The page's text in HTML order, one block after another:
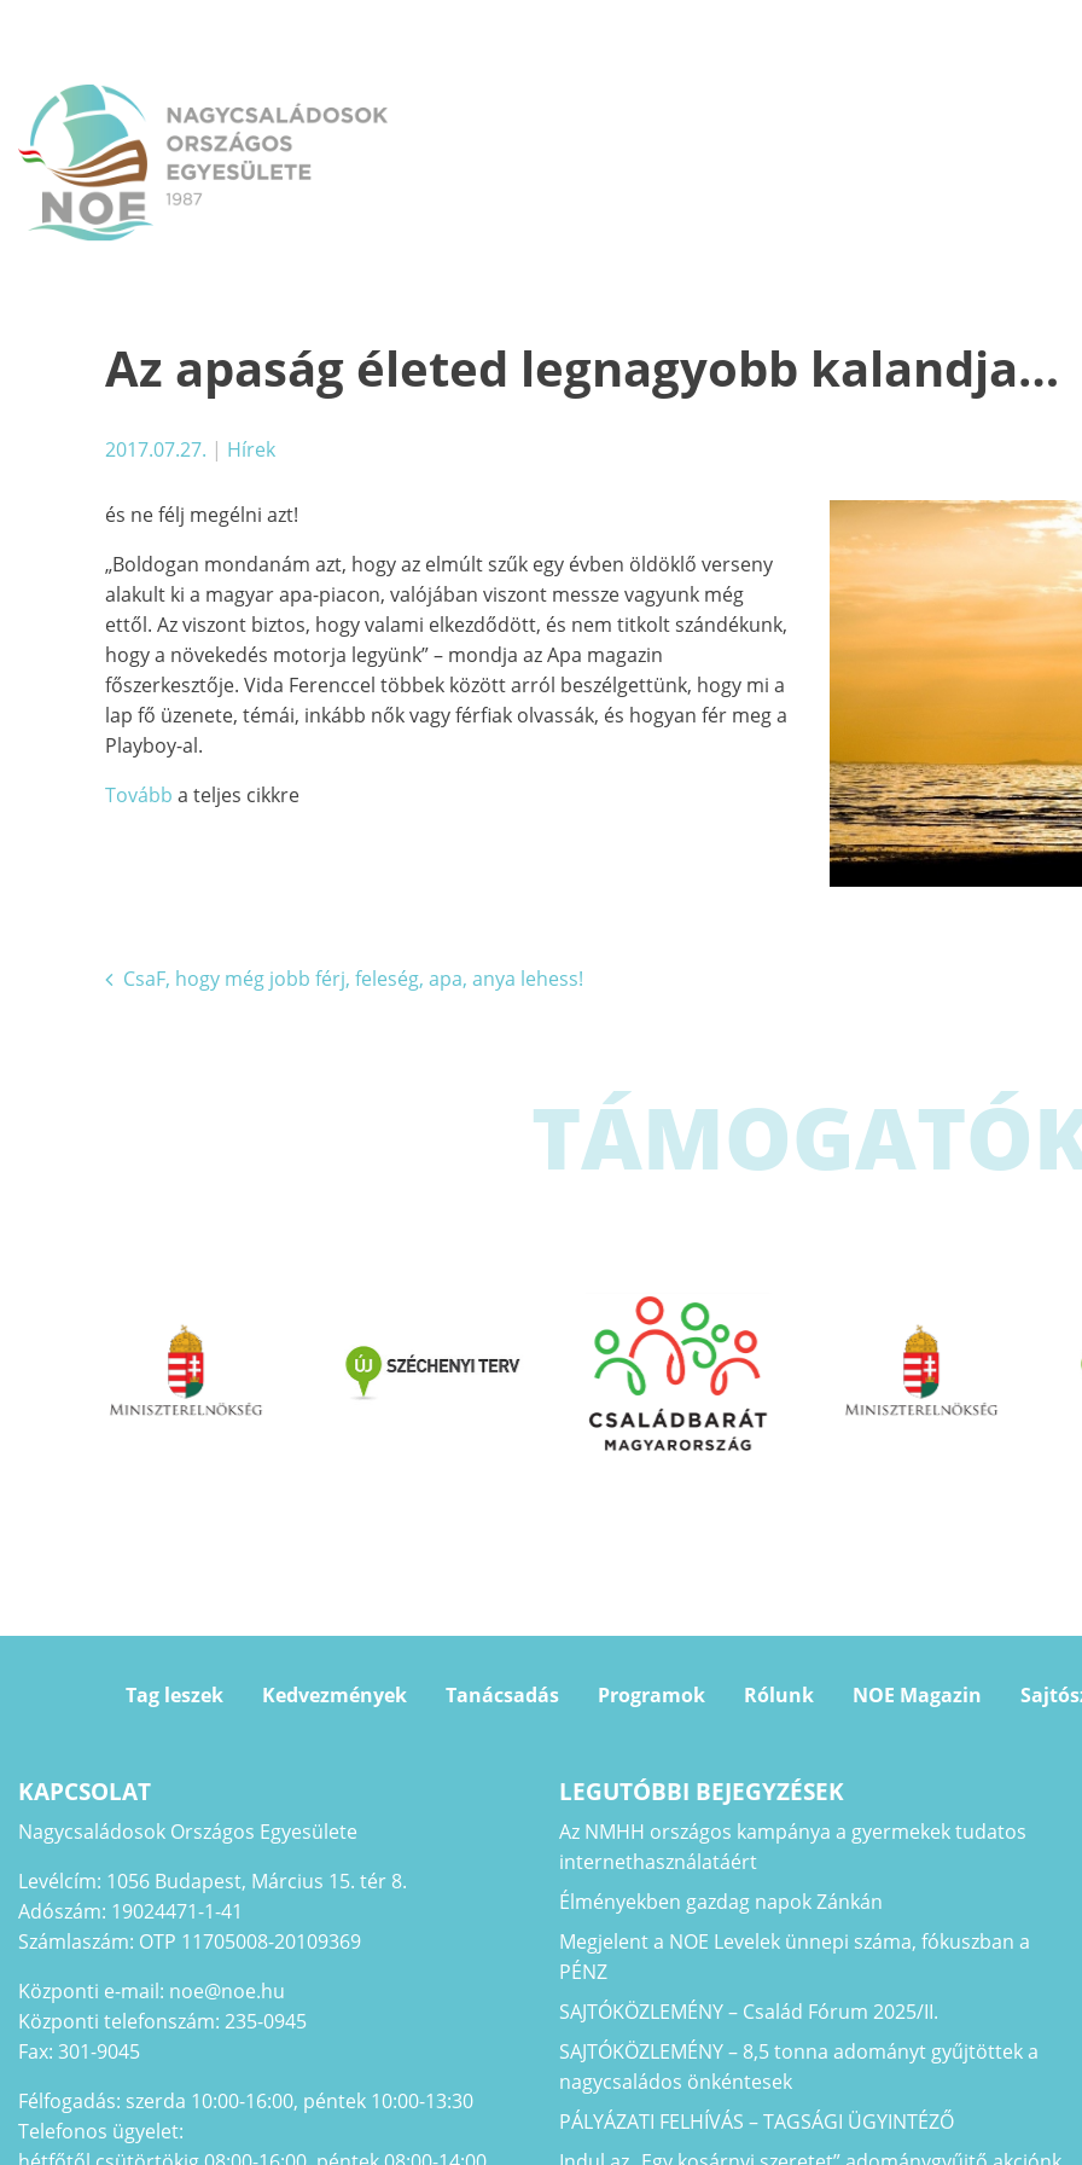
Az apaság életed legnagyobb kalandja…
2017.07.27. | Hírek
és ne félj megélni azt!
„Boldogan mondanám azt, hogy az elmúlt szűk egy évben öldöklő verseny
alakult ki a magyar apa-piacon, valójában viszont messze vagyunk még
ettől. Az viszont biztos, hogy valami elkezdődött, és nem titkolt szándékunk,
hogy a növekedés motorja legyünk” – mondja az Apa magazin
főszerkesztője. Vida Ferenccel többek között arról beszélgettünk, hogy mi a
lap fő üzenete, témái, inkább nők vagy férfiak olvassák, és hogyan fér meg a
Playboy-al.
Tovább a teljes cikkre
Bejegyzés
CsaF, hogy még jobb férj, feleség, apa, anya lehess!
Tag leszek Kedvezmények Tanácsadás Programok Rólunk NOE Magazin
KAPCSOLAT
Nagycsaládosok Országos Egyesülete
Levélcím: 1056 Budapest, Március 15. tér 8.
Adószám: 19024471-1-41
Számlaszám: OTP 11705008-20109369
Központi e-mail: noe@noe.hu
Központi telefonszám: 235-0945
Fax: 301-9045
Félfogadás: szerda 10:00-16:00, péntek 10:00-13:30
Telefonos ügyelet:
LEGUTÓBBI BEJEGYZÉSEK
Az NMHH országos kampánya a gyermekek tudatos
internethasználatáért
Élményekben gazdag napok Zánkán
Megjelent a NOE Levelek ünnepi száma, fókuszban a
PÉNZ
SAJTÓKÖZLEMÉNY – Család Fórum 2025/II.
SAJTÓKÖZLEMÉNY – 8,5 tonna adományt gyűjtöttek a
nagycsaládos önkéntesek
PÁLYÁZATI FELHÍVÁS – TAGSÁGI ÜGYINTÉZŐ